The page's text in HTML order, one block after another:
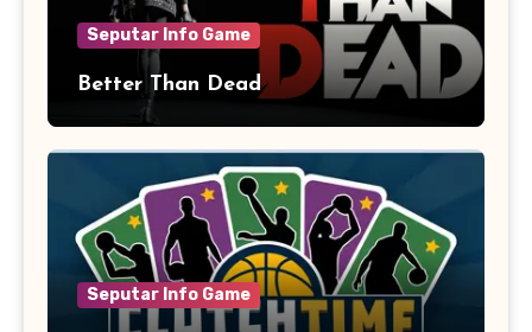
Seputar Info Game
Better Than Dead
Seputar Info Game